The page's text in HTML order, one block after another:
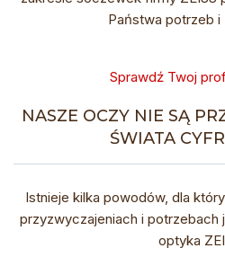
Państwa potrzeb i
Sprawdź Twoj
NASZE OCZY NIE SĄ
ŚWIATA
Istnieje kilka powodów, dla
przyzwyczajeniach i potrzebach
optyka